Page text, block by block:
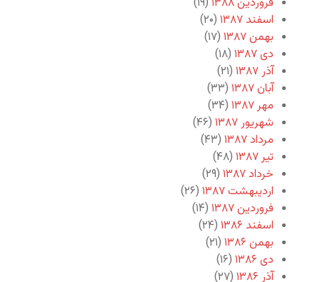
اسفند ۱۳۸۷
(۲۰)
بهمن ۱۳۸۷
(۱۷)
دی ۱۳۸۷
(۱۸)
آذر ۱۳۸۷
(۲۱)
آبان ۱۳۸۷
(۳۳)
مهر ۱۳۸۷
(۳۴)
شهریور ۱۳۸۷
(۴۶)
مرداد ۱۳۸۷
(۴۳)
تیر ۱۳۸۷
(۴۸)
خرداد ۱۳۸۷
(۲۹)
اردیبهشت ۱۳۸۷
(۲۶)
فروردین ۱۳۸۷
(۱۴)
اسفند ۱۳۸۶
(۲۴)
بهمن ۱۳۸۶
(۲۱)
دی ۱۳۸۶
(۱۶)
آذر ۱۳۸۶
(۲۷)